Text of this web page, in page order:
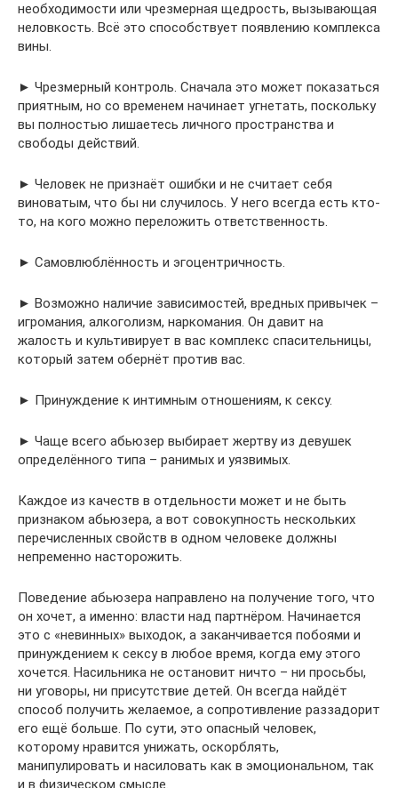
необходимости или чрезмерная щедрость, вызывающая
неловкость. Всё это способствует появлению комплекса
вины.
► Чрезмерный контроль. Сначала это может показаться
приятным, но со временем начинает угнетать, поскольку
вы полностью лишаетесь личного пространства и
свободы действий.
► Человек не признаёт ошибки и не считает себя
виноватым, что бы ни случилось. У него всегда есть кто-
то, на кого можно переложить ответственность.
► Самовлюблённость и эгоцентричность.
► Возможно наличие зависимостей, вредных привычек –
игромания, алкоголизм, наркомания. Он давит на
жалость и культивирует в вас комплекс спасительницы,
который затем обернёт против вас.
► Принуждение к интимным отношениям, к сексу.
► Чаще всего абьюзер выбирает жертву из девушек
определённого типа – ранимых и уязвимых.
Каждое из качеств в отдельности может и не быть
признаком абьюзера, а вот совокупность нескольких
перечисленных свойств в одном человеке должны
непременно насторожить.
Поведение абьюзера направлено на получение того, что
он хочет, а именно: власти над партнёром. Начинается
это с «невинных» выходок, а заканчивается побоями и
принуждением к сексу в любое время, когда ему этого
хочется. Насильника не остановит ничто – ни просьбы,
ни уговоры, ни присутствие детей. Он всегда найдёт
способ получить желаемое, а сопротивление раззадорит
его ещё больше. По сути, это опасный человек,
которому нравится унижать, оскорблять,
манипулировать и насиловать как в эмоциональном, так
и в физическом смысле.